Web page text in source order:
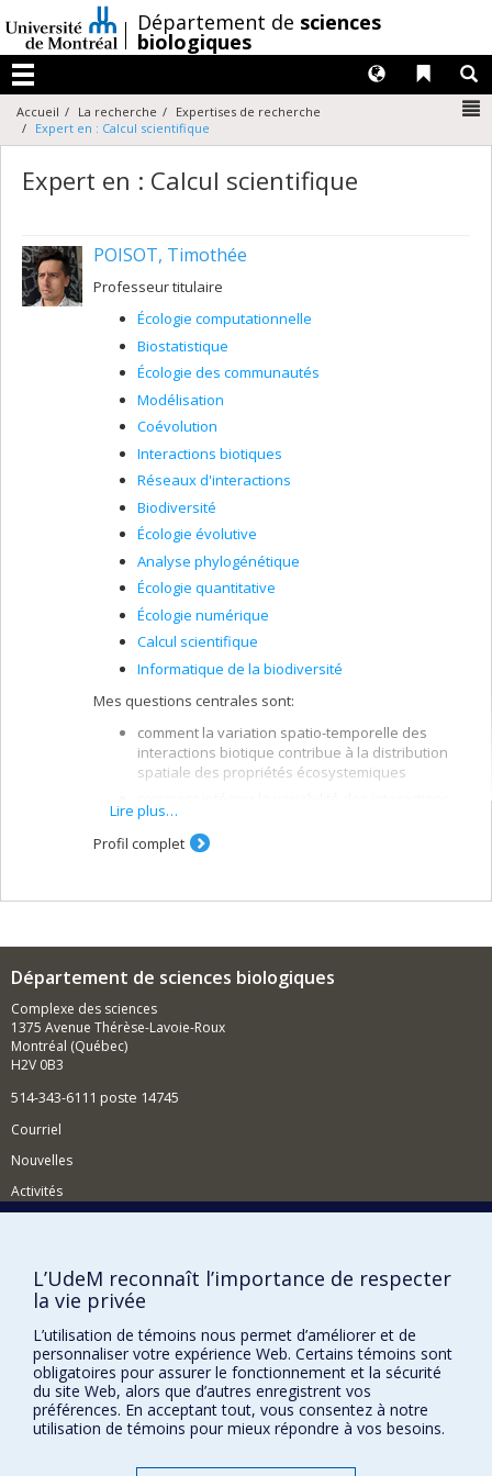
au
contenu
/Département de sciences
biologiques
Menu
Liens
Langues
Accueil La recherche
Expertises de recherche
Expert en : Calcul scientifique
Expert en : Calcul scientifique
POISOT, Timothée
Professeur titulaire
Écologie computationnelle
Biostatistique
Écologie des communautés
Modélisation
Coévolution
Interactions biotiques
Réseaux d'interactions
Biodiversité
Écologie évolutive
Analyse phylogénétique
Écologie quantitative
Écologie numérique
Calcul scientifique
Informatique de la biodiversité
Mes questions centrales sont:
comment la variation spatio-temporelle des
interactions biotique contribue à la distribution
spatiale des propriétés écosystemiques
dans les approches de conservation et de
gestion (notamment du risque infectieux)
numériques permettant de prédire la structure
observations empiriques sont
Lire plus…
Profil complet
Département de sciences biologiques
Complexe des sciences
1375 Avenue Thérèse-Lavoie-Roux
Montréal (Québec)
H2V 0B3
514-343-6111 poste 14745
Courriel
Nouvelles
Activités
BESOIN D'AIDE?
Plan du site
Signaler une erreur
Accessibilité
FACULTÉ DES ARTS ET DES SCIENCES
Nos centres d'études
L’UdeM reconnaît l’importance de respecter
la vie privée
L’utilisation de témoins nous permet d’améliorer et de
personnaliser votre expérience Web. Certains témoins sont
obligatoires pour assurer le fonctionnement et la sécurité
du site Web, alors que d’autres enregistrent vos
préférences. En acceptant tout, vous consentez à notre
utilisation de témoins pour mieux répondre à vos besoins.